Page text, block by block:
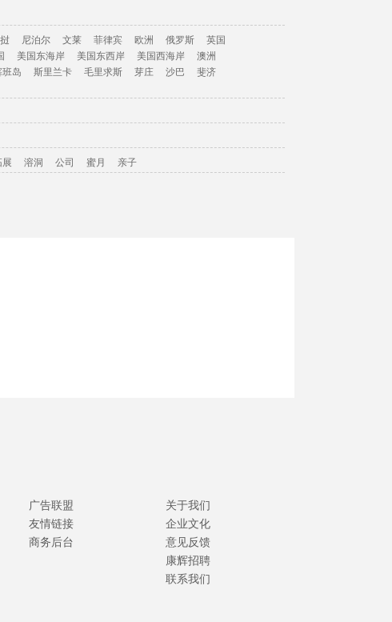
尼泊尔 文莱 菲律宾 欧洲 俄罗斯
英国
美国东海岸 美国东西岸 美国西海岸
澳洲
班岛 斯里兰卡 毛里求斯 芽庄 沙巴
斐济
展 溶洞 公司 蜜月 亲子
广告联盟
友情链接
商务后台
关于我们
企业文化
意见反馈
康辉招聘
联系我们